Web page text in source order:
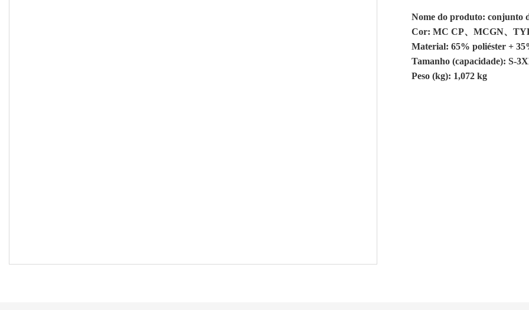
Nome do produto: conjunto
Cor: MC CP、MCGN、
Material: 65% poliéster +
Tamanho (capacidade): S-
Peso (kg): 1,072 kg